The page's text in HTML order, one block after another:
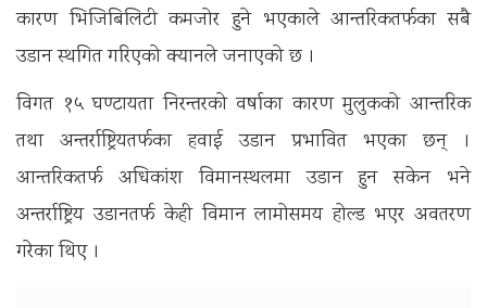
कारण भिजिबिलिटी कमजोर हुने भएकाले आन्तरिकतर्फका सबै
उडान स्थगित गरिएको क्यानले जनाएको छ ।
विगत १५ घण्टायता निरन्तरको वर्षाका कारण मुलुकको आन्तरिक
तथा अन्तर्राष्ट्रियतर्फका हवाई उडान प्रभावित भएका छन् ।
आन्तरिकतर्फ अधिकांश विमानस्थलमा उडान हुन सकेन भने
अन्तर्राष्ट्रिय उडानतर्फ केही विमान लामोसमय होल्ड भएर अवतरण
गरेका थिए ।